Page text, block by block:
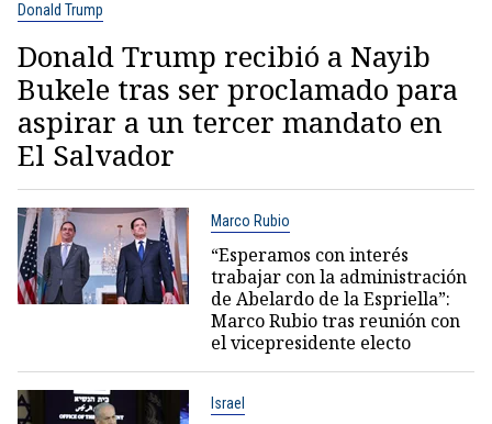
Donald Trump
Donald Trump recibió a Nayib
Bukele tras ser proclamado para
aspirar a un tercer mandato en
El Salvador
Marco Rubio
“Esperamos con interés
trabajar con la administración
de Abelardo de la Espriella”:
Marco Rubio tras reunión con
el vicepresidente electo
Israel